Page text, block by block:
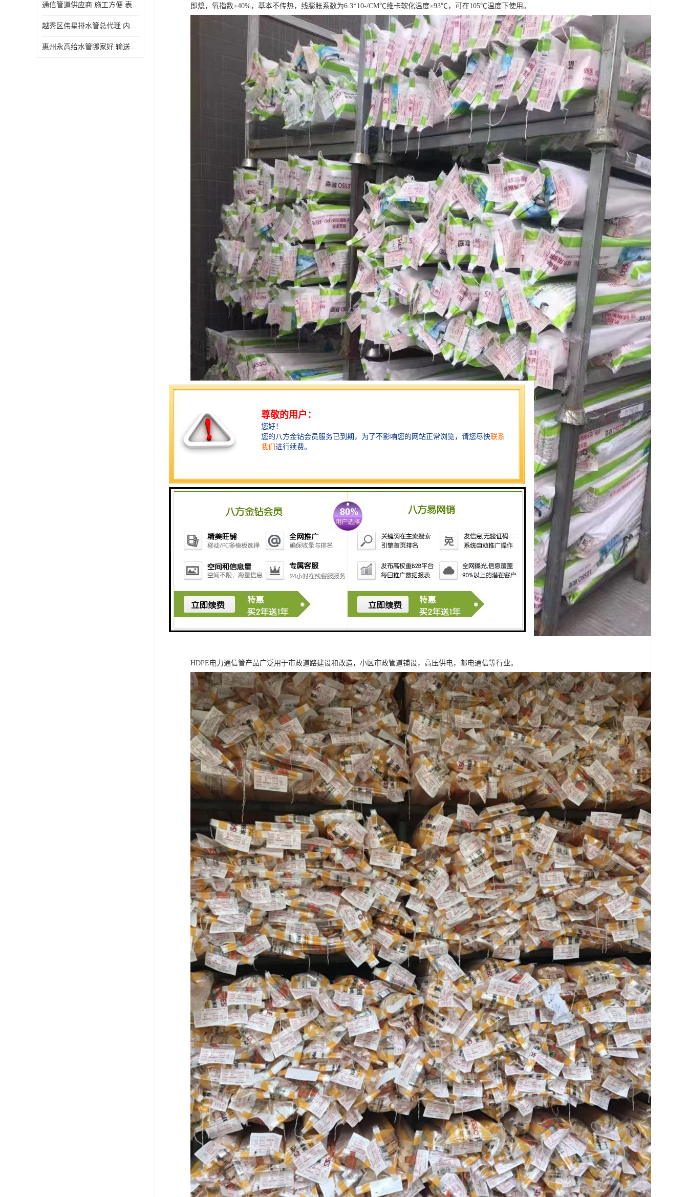
通信管道供应商 施工方便 表面电阻系数大
越秀区伟星排水管总代理 内部表面光滑 大功率 效率高
惠州永高给水管哪家好 输送能力强 方便施工和运输
即熄，氧指数≥40%，基本不传热，线膨胀系数为6.3*10-/CM℃维卡软化温度≥93℃，可在105℃温度下使用。
HDPE电力通信管产品广泛用于市政道路建设和改造，小区市政管道铺设，高压供电，邮电通信等行业。